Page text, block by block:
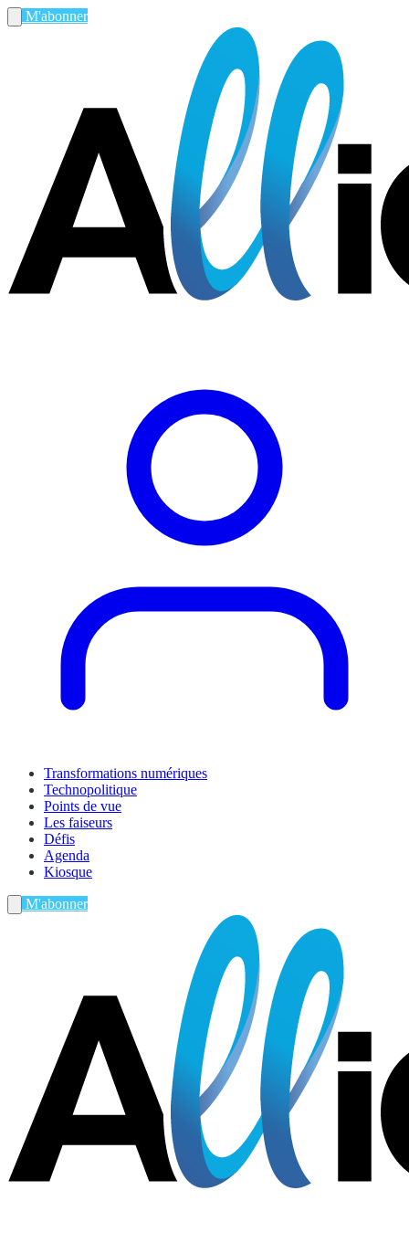
M'abonner
Transformations numériques
Technopolitique
Points de vue
Les faiseurs
Défis
Agenda
Kiosque
M'abonner